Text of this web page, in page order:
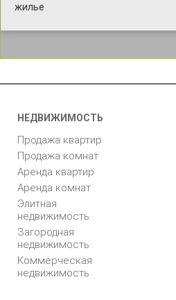
жилье
НЕДВИЖИМОСТЬ
Продажа квартир
Продажа комнат
Аренда квартир
Аренда комнат
Элитная
недвижимость
Загородная
недвижимость
Коммерческая
недвижимость